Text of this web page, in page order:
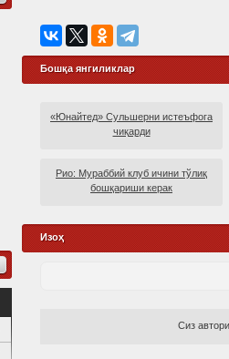
Бошқа янгиликлар
«Юнайтед» Сульшерни истеъфога
чиқарди
Рио: Мураббий клуб ичини тўлиқ
бошқариши керак
Изоҳ
Сиз